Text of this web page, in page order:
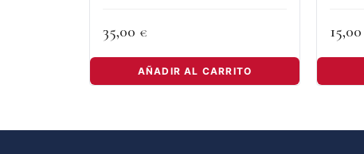
35,00 €
AÑADIR AL CARRITO
15,00